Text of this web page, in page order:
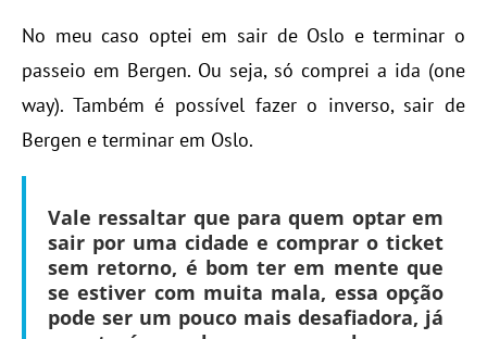
No meu caso optei em sair de Oslo e terminar o
passeio em Bergen. Ou seja, só comprei a ida (one
way). Também é possível fazer o inverso, sair de
Bergen e terminar em Oslo.
Vale ressaltar que para quem optar em
sair por uma cidade e comprar o ticket
sem retorno, é bom ter em mente que
se estiver com muita mala, essa opção
pode ser um pouco mais desafiadora, já